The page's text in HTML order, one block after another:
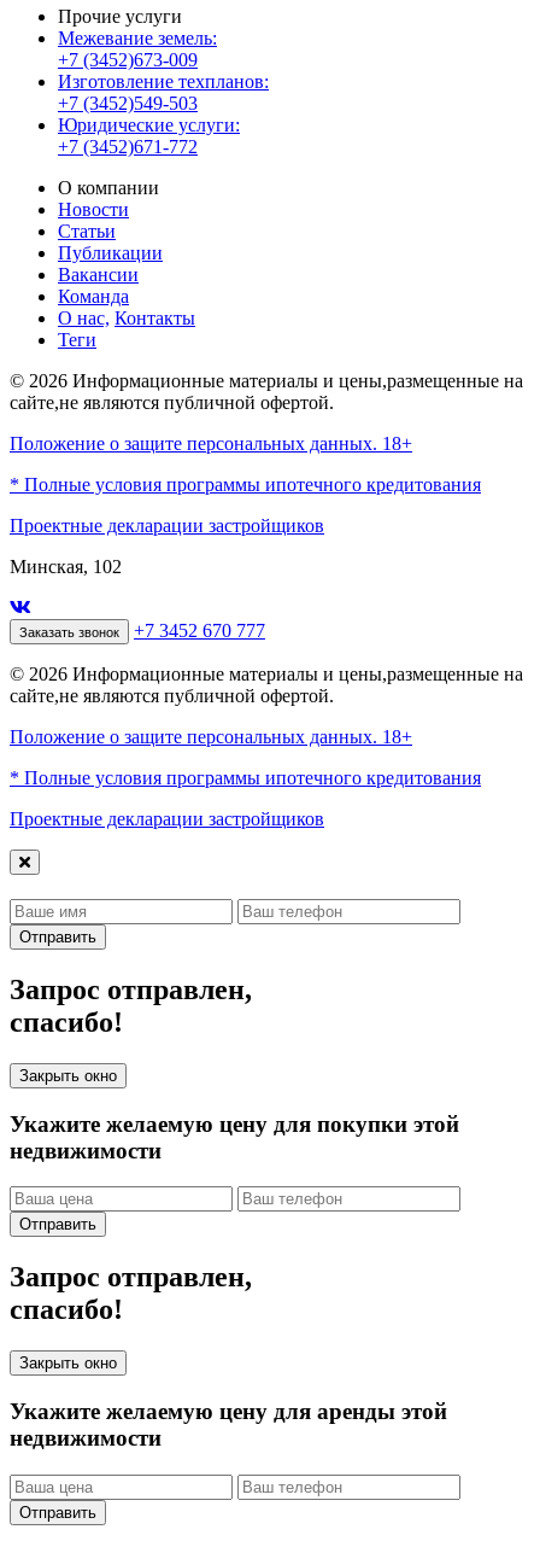
Прочие услуги
Межевание земель:
+7 (3452)673-009
Изготовление техпланов:
+7 (3452)549-503
Юридические услуги:
+7 (3452)671-772
О компании
Новости
Статьи
Публикации
Вакансии
Команда
О нас, Контакты
Теги
© 2026 Информационные материалы и цены,размещенные на
сайте,не являются публичной офертой.
Положение о защите персональных данных. 18+
* Полные условия программы ипотечного кредитования
Проектные декларации застройщиков
Минская, 102
Заказать звонок +7 3452 670 777
© 2026 Информационные материалы и цены,размещенные на
сайте,не являются публичной офертой.
Положение о защите персональных данных. 18+
* Полные условия программы ипотечного кредитования
Проектные декларации застройщиков
Отправить
Запрос отправлен,
спасибо!
Закрыть окно
Укажите желаемую цену для покупки этой
недвижимости
Отправить
Запрос отправлен,
спасибо!
Закрыть окно
Укажите желаемую цену для аренды этой
недвижимости
Отправить